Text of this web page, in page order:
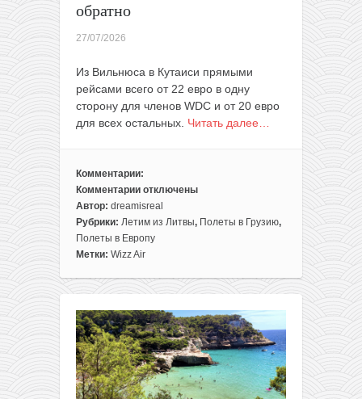
обратно
27/07/2026
Из Вильнюса в Кутаиси прямыми
рейсами всего от 22 евро в одну
сторону для членов WDС и от 20 евро
для всех остальных. Читать далее…
Комментарии:
Комментарии
к
записи
Зима:
летим
Вильнюса
за
50€
туда-
обратно
отключены
Автор: dreamisreal
Рубрики: Летим из Литвы, Полеты в Грузию,
Полеты в Европу
Метки: Wizz Air